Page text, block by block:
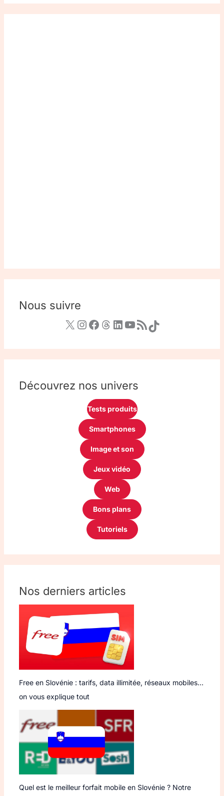
Nous suivre
Découvrez nos univers
Tests produits
Smartphones
Image et son
Jeux vidéo
Web
Bons plans
Tutoriels
Nos derniers articles
Free en Slovénie : tarifs, data illimitée, réseaux mobiles…
on vous explique tout
Quel est le meilleur forfait mobile en Slovénie ? Notre